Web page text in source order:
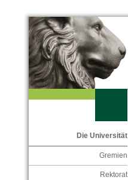
Die Universität
Gremien
Rektorat